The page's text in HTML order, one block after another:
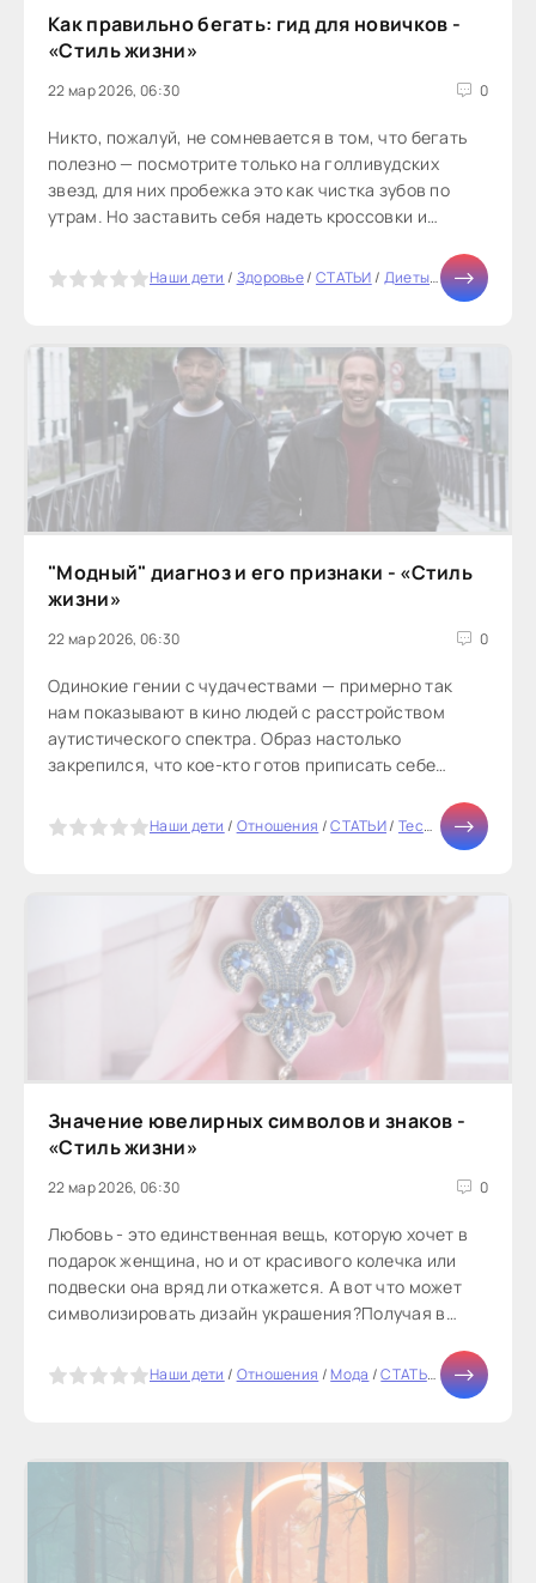
Как правильно бегать: гид для новичков -
«Стиль жизни»
22 мар 2026, 06:30 0
Никто, пожалуй, не сомневается в том, что бегать
полезно — посмотрите только на голливудских
звезд, для них пробежка это как чистка зубов по
утрам. Но заставить себя надеть кроссовки и
лень, болят колени, лишний вес, плохая погода,
неподходящие
Наши дети / Здоровье/ СТАТЬИ/ Диеты/Тесты
"Модный" диагноз и его признаки - «Стиль
жизни»
22 мар 2026, 06:30 0
Одинокие гении с чудачествами — примерно так
нам показывают в кино людей с расстройством
аутистического спектра. Образ настолько
закрепился, что кое-кто готов приписать себе
Наши дети / Отношения /СТАТЬИ/ Тесты онлайн
Значение ювелирных символов и знаков -
«Стиль жизни»
22 мар 2026, 06:30 0
Любовь - это единственная вещь, которую хочет в
подарок женщина, но и от красивого колечка или
подвески она вряд ли откажется. А вот что может
символизировать дизайн украшения?Получая в
задумывались о значении ювелирных символов?
Люди имеют давнюю
Наши дети / Отношения /Мода /СТАТЬИ /Мир